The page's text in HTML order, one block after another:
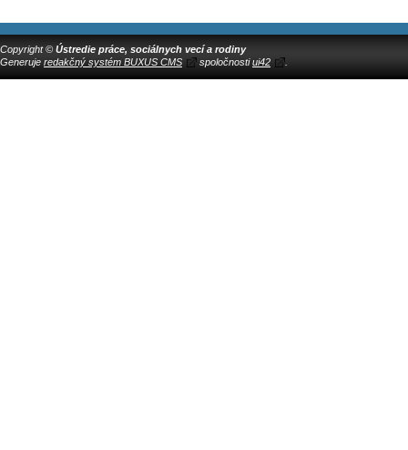
Copyright © Ústredie práce, sociálnych vecí a rodiny
Generuje redakčný systém BUXUS CMS spoločnostiui42